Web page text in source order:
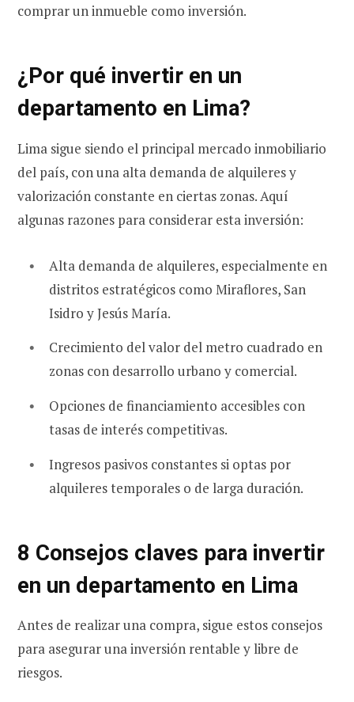
comprar un inmueble como inversión.
¿Por qué invertir en un
departamento en Lima?
Lima sigue siendo el principal mercado inmobiliario
del país, con una alta demanda de alquileres y
valorización constante en ciertas zonas. Aquí
algunas razones para considerar esta inversión:
Alta demanda de alquileres, especialmente en
distritos estratégicos como Miraflores, San
Isidro y Jesús María.
Crecimiento del valor del metro cuadrado en
zonas con desarrollo urbano y comercial.
Opciones de financiamiento accesibles con
tasas de interés competitivas.
Ingresos pasivos constantes si optas por
alquileres temporales o de larga duración.
8 Consejos claves para invertir
en un departamento en Lima
Antes de realizar una compra, sigue estos consejos
para asegurar una inversión rentable y libre de
riesgos.